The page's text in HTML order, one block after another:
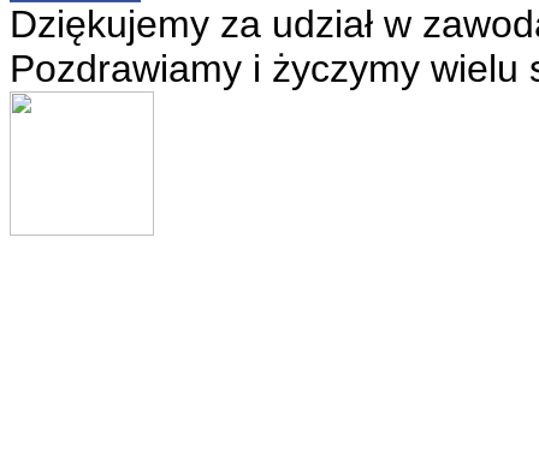
Dziękujemy za udział w
Pozdrawiamy i życzymy wielu